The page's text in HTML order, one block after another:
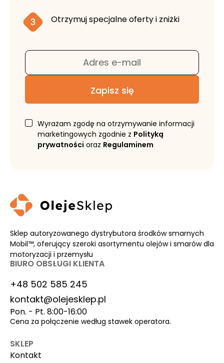
3 Otrzymuj specjalne oferty i zniżki
Adres e-mail
Zapisz się
Wyrażam zgodę na otrzymywanie informacji
marketingowych zgodnie z Polityką
prywatności oraz Regulaminem
Sklep autoryzowanego dystrybutora środków smarnych
Mobil™, oferujący szeroki asortymentu olejów i smarów dla
motoryzacji i przemysłu
BIURO OBSŁUGI KLIENTA
+48 502 585 245
kontakt@olejesklep.pl
Pon. - Pt. 8:00-16:00
Cena za połączenie według stawek operatora.
SKLEP
Kontakt